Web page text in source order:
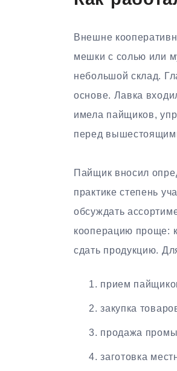
Внешне
мешки с солью или
небольшой склад.
основе. Лавка
имела пайщиков,
перед
Пайщик вносил
практике степень
обсуждать
кооперацию проще:
сдать продукцию.
прием
закупка
продажа
заготовка